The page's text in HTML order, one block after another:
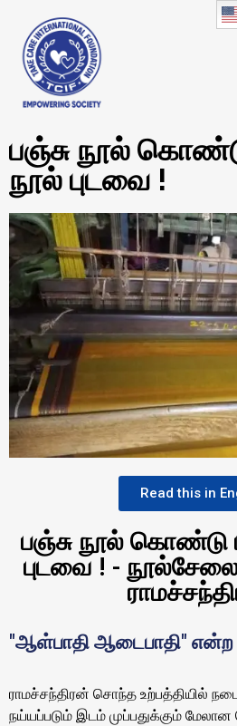
பஞ்சு நூல்
நூல் புடவை !
Read this in
பஞ்சு நூல் கொண்டு
புடவை ! -
"ஆள்பாதி ஆடைபாதி" என்ற
ராமச்சந்திரன் சொந்த உற்பத்தியில்
நய்யப்படும் இடம் முப்பதுக்கும்